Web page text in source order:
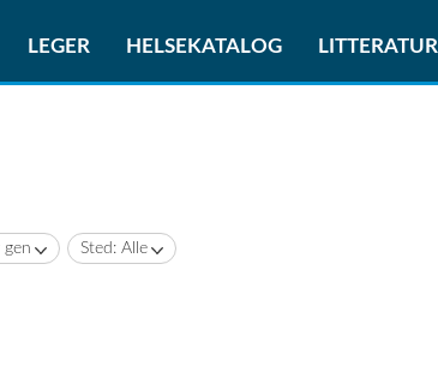
LEGER HELSEKATALOG LITTERATUR
gen Sted: Alle